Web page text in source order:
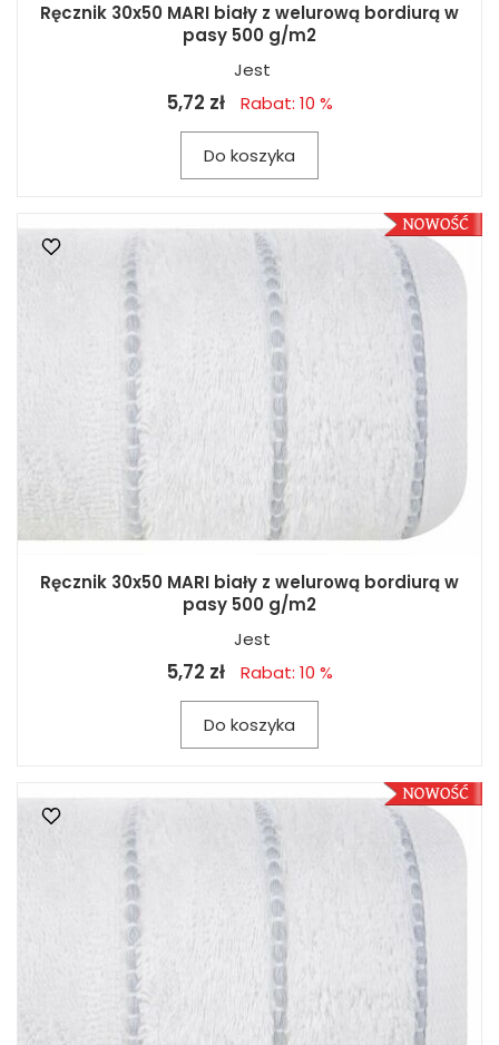
Ręcznik 30x50 MARI biały z welurową bordiurą w
pasy 500 g/m2
Jest
5,72 zł Rabat: 10 %
Do koszyka
Ręcznik 30x50 MARI biały z welurową bordiurą w
pasy 500 g/m2
Jest
5,72 zł Rabat: 10 %
Do koszyka